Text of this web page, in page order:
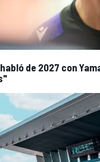
de 2027 con